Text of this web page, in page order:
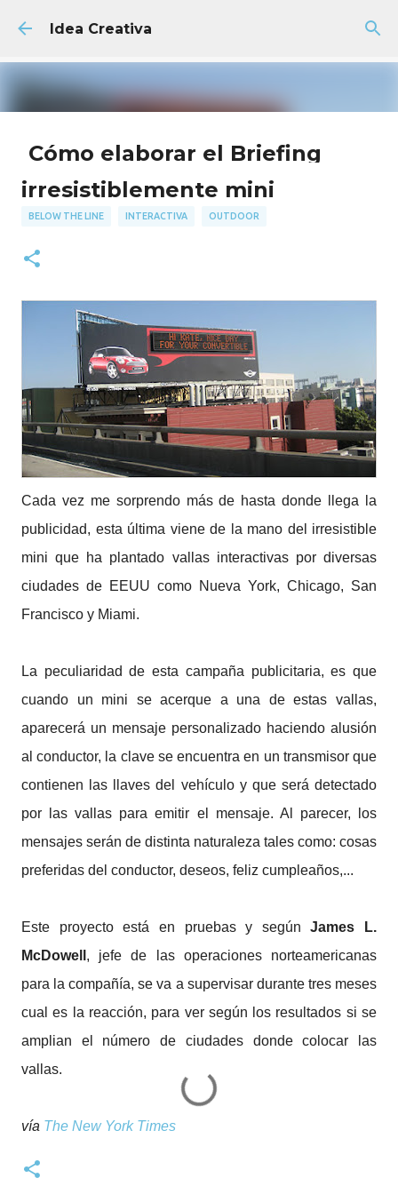
Ir al contenido principal
Idea Creativa
Cómo elaborar el Briefing
Creativo Perfecto + Plantilla
GRATIS
irresistiblemente mini
BELOW THE LINE INTERACTIVA OUTDOOR
Cada vez me sorprendo más de hasta donde llega la
publicidad, esta última viene de la mano del irresistible
mini que ha plantado vallas interactivas por diversas
ciudades de EEUU como Nueva York, Chicago, San
Francisco y Miami.
La peculiaridad de esta campaña publicitaria, es que
cuando un mini se acerque a una de estas vallas,
aparecerá un mensaje personalizado haciendo alusión
al conductor, la clave se encuentra en un transmisor que
contienen las llaves del vehículo y que será detectado
por las vallas para emitir el mensaje. Al parecer, los
mensajes serán de distinta naturaleza tales como: cosas
preferidas del conductor, deseos, feliz cumpleaños,...
Este proyecto está en pruebas y segúnJames L.
McDowell , jefe de las operaciones norteamericanas
para la compañía, se va a supervisar durante tres meses
cual es la reacción, para ver según los resultados si se
amplian el número de ciudades donde colocar las
vallas.
vía The New York Times